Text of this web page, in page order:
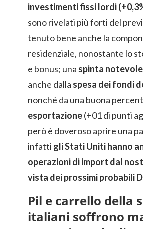
investimenti fissi lordi
sono rivelati più forti del
tenuto bene anche la
residenziale, nonostante lo
e bonus; una spinta notevole
anche dalla spesa dei fondi
nonché da una buona
esportazione(+01 di punti
però è doveroso aprire una
infatti gli Stati Uniti hanno
operazioni di import dal
vista dei prossimi probabili
Pil e carrello della
italiani soffrono